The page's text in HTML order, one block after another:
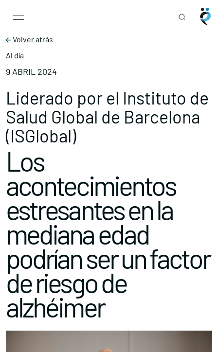
Main Navigation
Volver atrás
Al día
9 ABRIL 2024
Liderado por el Instituto de
Salud Global de Barcelona
(ISGlobal)
Los
acontecimientos
estresantes en la
mediana edad
podrían ser un factor
de riesgo de
alzhéimer